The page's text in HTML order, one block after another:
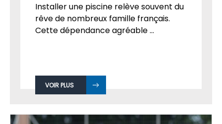
Installer une piscine relève souvent du
rêve de nombreux famille français.
Cette dépendance agréable ...
VOIR PLUS